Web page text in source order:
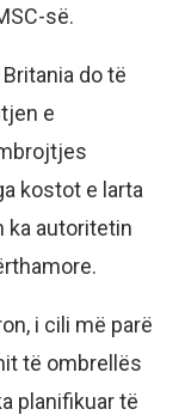
së.
do të
e
kostot e larta
ka autoritetin
i cili më parë
të ombrellës
planifikuar të